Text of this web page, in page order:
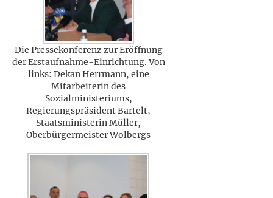
Die Pressekonferenz zur Eröffnung
der Erstaufnahme-Einrichtung. Von
links: Dekan Herrmann, eine
Mitarbeiterin des
Sozialministeriums,
Regierungspräsident Bartelt,
Staatsministerin Müller,
Oberbürgermeister Wolbergs